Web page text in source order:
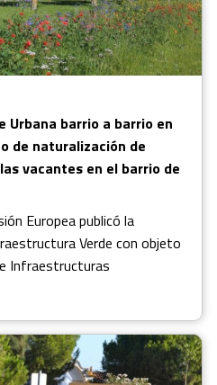
barrio a barrio en
de naturalización de
vacantes en el barrio de
Europea publicó la
Verde con objeto
Infraestructuras